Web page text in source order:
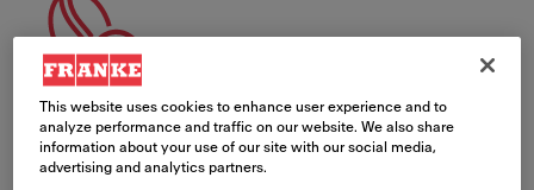
无与伦比的风味萃取能力
我们突破性的 iQFlow™ 技术可让您从咖啡豆中萃取
This website uses cookies to enhance user experience and to
analyze performance and traffic on our website. We also share
information about your use of our site with our social media,
advertising and analytics partners.